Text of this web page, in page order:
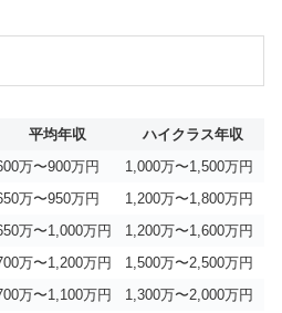
平均年収
ハイクラス年収
万〜900万円
1,000万〜1,500万円
万〜950万円
1,200万〜1,800万円
万〜1,000万円
1,200万〜1,600万円
万〜1,200万円
1,500万〜2,500万円
万〜1,100万円 1,300万〜2,000万円